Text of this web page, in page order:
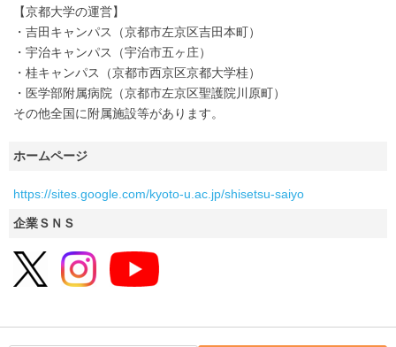
【京都大学の運営】
・吉田キャンパス（京都市左京区吉田本町）
・宇治キャンパス（宇治市五ヶ庄）
・桂キャンパス（京都市西京区京都大学桂）
・医学部附属病院（京都市左京区聖護院川原町）
その他全国に附属施設等があります。
ホームページ
https://sites.google.com/kyoto-u.ac.jp/shisetsu-saiyo
企業ＳＮＳ